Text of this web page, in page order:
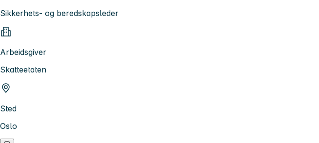
Sikkerhets- og beredskapsleder
Arbeidsgiver
Skatteetaten
Sted
Oslo